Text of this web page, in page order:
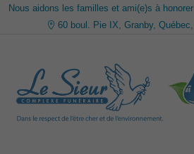
Nous aidons les familles et ami(e)s à
60 boul. Pie IX, Granby,